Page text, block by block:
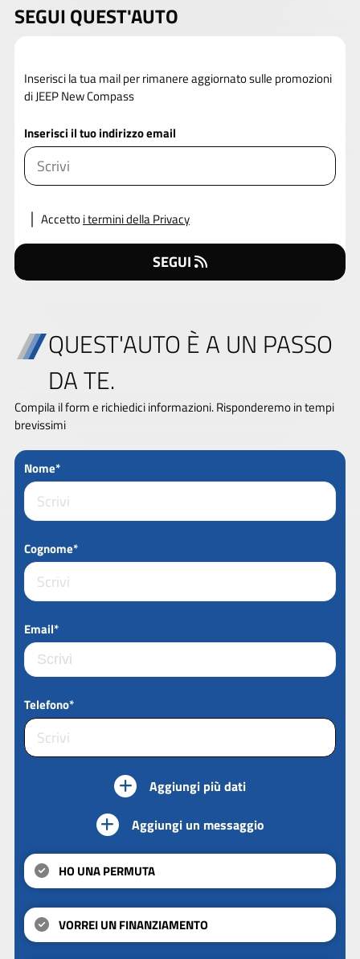
SEGUI QUEST'AUTO
Inserisci la tua mail per rimanere aggiornato sulle promozioni
di JEEP New Compass
Inserisci il tuo indirizzo email
Accettoi termini della Privacy
SEGUI
QUEST'AUTO È A UN PASSO
DA TE.
Compila il form e richiedici informazioni. Risponderemo in tempi
brevissimi
Nome*
Cognome*
Email*
Telefono*
Aggiungi più dati
Aggiungi un messaggio
HO UNA PERMUTA
VORREI UN FINANZIAMENTO